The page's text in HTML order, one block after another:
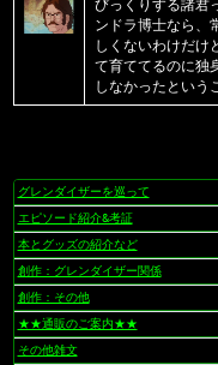
びっくりする諸君
ンドラ博士なら、
しくないわけだけ
て育ててるのに独
しなかったという
ナ
ビ
ゲ
ー
シ
ョ
ン
グレンダイザーを巡って
エピソード紹介&考証
本とグッズの紹介など
創作：グレンダイザー関係
創作：その他
★★通販のご案内★★
その他雑文